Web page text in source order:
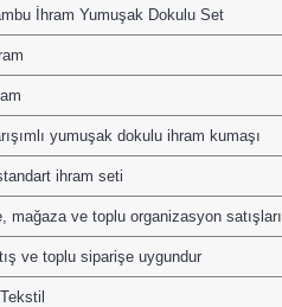
İhram Yumuşak Dokulu Set
yumuşak dokulu ihram kumaşı
ihram seti
mağaza ve toplu organizasyon satışları
ve toplu siparişe uygundur